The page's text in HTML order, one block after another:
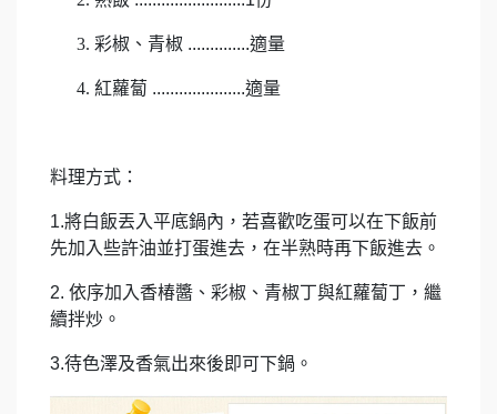
彩椒、青椒 ..............適量
紅蘿蔔 .....................適量
料理方式：
1.將白飯丟入平底鍋內，若喜歡吃蛋可以在下飯前
先加入些許油並打蛋進去，在半熟時再下飯進去。
2. 依序加入香椿醬、彩椒、青椒丁與紅蘿蔔丁，繼
續拌炒。
3.待色澤及香氣出來後即可下鍋。